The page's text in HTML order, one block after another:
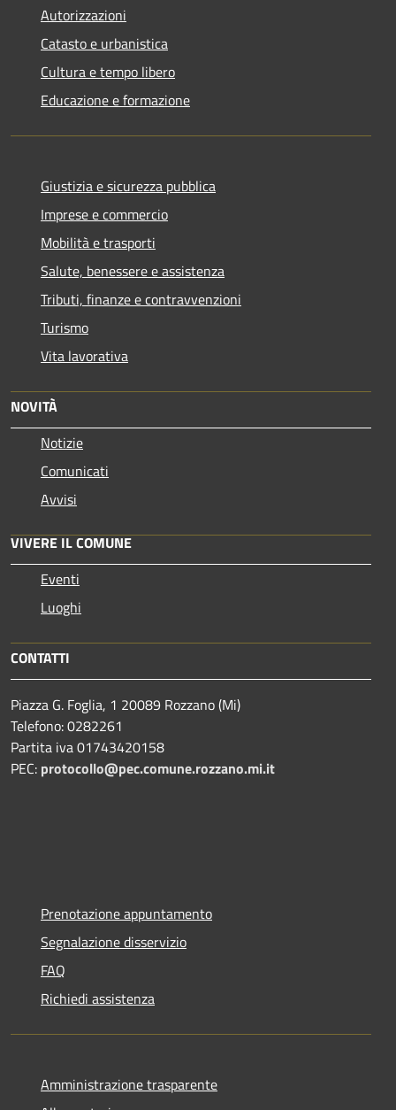
Autorizzazioni
Catasto e urbanistica
Cultura e tempo libero
Educazione e formazione
Giustizia e sicurezza pubblica
Imprese e commercio
Mobilità e trasporti
Salute, benessere e assistenza
Tributi, finanze e contravvenzioni
Turismo
Vita lavorativa
NOVITÀ
Notizie
Comunicati
Avvisi
VIVERE IL COMUNE
Eventi
Luoghi
CONTATTI
Piazza G. Foglia, 1 20089 Rozzano (Mi)
Telefono: 0282261
Partita iva 01743420158
PEC: protocollo@pec.comune.rozzano.mi.it
Prenotazione appuntamento
Segnalazione disservizio
FAQ
Richiedi assistenza
Amministrazione trasparente